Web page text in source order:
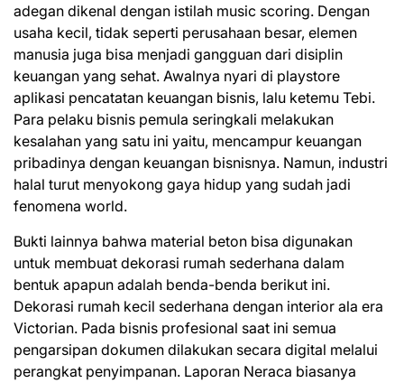
adegan dikenal dengan istilah music scoring. Dengan
usaha kecil, tidak seperti perusahaan besar, elemen
manusia juga bisa menjadi gangguan dari disiplin
keuangan yang sehat. Awalnya nyari di playstore
aplikasi pencatatan keuangan bisnis, lalu ketemu Tebi.
Para pelaku bisnis pemula seringkali melakukan
kesalahan yang satu ini yaitu, mencampur keuangan
pribadinya dengan keuangan bisnisnya. Namun, industri
halal turut menyokong gaya hidup yang sudah jadi
fenomena world.
Bukti lainnya bahwa material beton bisa digunakan
untuk membuat dekorasi rumah sederhana dalam
bentuk apapun adalah benda-benda berikut ini.
Dekorasi rumah kecil sederhana dengan interior ala era
Victorian. Pada bisnis profesional saat ini semua
pengarsipan dokumen dilakukan secara digital melalui
perangkat penyimpanan. Laporan Neraca biasanya